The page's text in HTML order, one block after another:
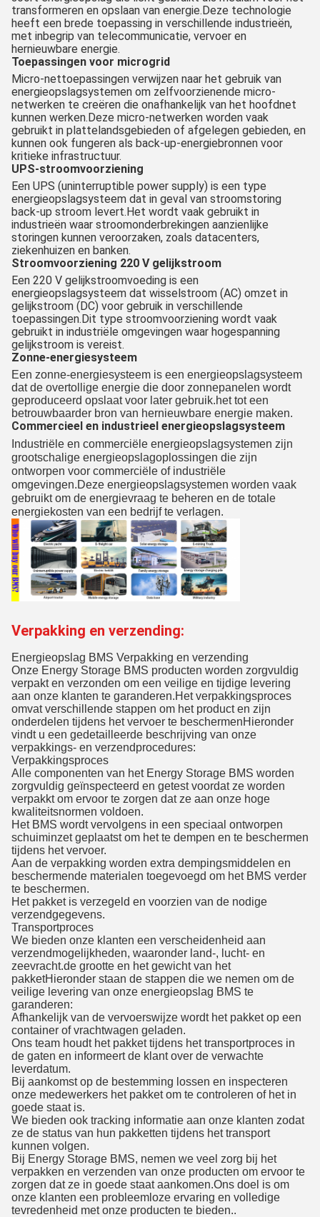
transformeren en opslaan van energie.Deze technologie
heeft een brede toepassing in verschillende industrieën,
met inbegrip van telecommunicatie, vervoer en
hernieuwbare energie.
Toepassingen voor microgrid
Micro-nettoepassingen verwijzen naar het gebruik van
energieopslagsystemen om zelfvoorzienende micro-
netwerken te creëren die onafhankelijk van het hoofdnet
kunnen werken.Deze micro-netwerken worden vaak
gebruikt in plattelandsgebieden of afgelegen gebieden, en
kunnen ook fungeren als back-up-energiebronnen voor
kritieke infrastructuur.
UPS-stroomvoorziening
Een UPS (uninterruptible power supply) is een type
energieopslagsysteem dat in geval van stroomstoring
back-up stroom levert.Het wordt vaak gebruikt in
industrieën waar stroomonderbrekingen aanzienlijke
storingen kunnen veroorzaken, zoals datacenters,
ziekenhuizen en banken.
Stroomvoorziening 220 V gelijkstroom
Een 220 V gelijkstroomvoeding is een
energieopslagsysteem dat wisselstroom (AC) omzet in
gelijkstroom (DC) voor gebruik in verschillende
toepassingen.Dit type stroomvoorziening wordt vaak
gebruikt in industriële omgevingen waar hogespanning
gelijkstroom is vereist.
Zonne-energiesysteem
Een zonne-energiesysteem is een energieopslagsysteem
dat de overtollige energie die door zonnepanelen wordt
geproduceerd opslaat voor later gebruik.het tot een
betrouwbaarder bron van hernieuwbare energie maken.
Commercieel en industrieel energieopslagsysteem
Industriële en commerciële energieopslagsystemen zijn
grootschalige energieopslagoplossingen die zijn
ontworpen voor commerciële of industriële
omgevingen.Deze energieopslagsystemen worden vaak
gebruikt om de energievraag te beheren en de totale
energiekosten van een bedrijf te verlagen.
Verpakking en verzending:
Energieopslag BMS Verpakking en verzending
Onze Energy Storage BMS producten worden zorgvuldig
verpakt en verzonden om een veilige en tijdige levering
aan onze klanten te garanderen.Het verpakkingsproces
omvat verschillende stappen om het product en zijn
onderdelen tijdens het vervoer te beschermenHieronder
vindt u een gedetailleerde beschrijving van onze
verpakkings- en verzendprocedures:
Verpakkingsproces
Alle componenten van het Energy Storage BMS worden
zorgvuldig geïnspecteerd en getest voordat ze worden
verpakkt om ervoor te zorgen dat ze aan onze hoge
kwaliteitsnormen voldoen.
Het BMS wordt vervolgens in een speciaal ontworpen
schuiminzet geplaatst om het te dempen en te beschermen
tijdens het vervoer.
Aan de verpakking worden extra dempingsmiddelen en
beschermende materialen toegevoegd om het BMS verder
te beschermen.
Het pakket is verzegeld en voorzien van de nodige
verzendgegevens.
Transportproces
We bieden onze klanten een verscheidenheid aan
verzendmogelijkheden, waaronder land-, lucht- en
zeevracht.de grootte en het gewicht van het
pakketHieronder staan de stappen die we nemen om de
veilige levering van onze energieopslag BMS te
garanderen:
Afhankelijk van de vervoerswijze wordt het pakket op een
container of vrachtwagen geladen.
Ons team houdt het pakket tijdens het transportproces in
de gaten en informeert de klant over de verwachte
leverdatum.
Bij aankomst op de bestemming lossen en inspecteren
onze medewerkers het pakket om te controleren of het in
goede staat is.
We bieden ook tracking informatie aan onze klanten zodat
ze de status van hun pakketten tijdens het transport
kunnen volgen.
Bij Energy Storage BMS, nemen we veel zorg bij het
verpakken en verzenden van onze producten om ervoor te
zorgen dat ze in goede staat aankomen.Ons doel is om
onze klanten een probleemloze ervaring en volledige
tevredenheid met onze producten te bieden..